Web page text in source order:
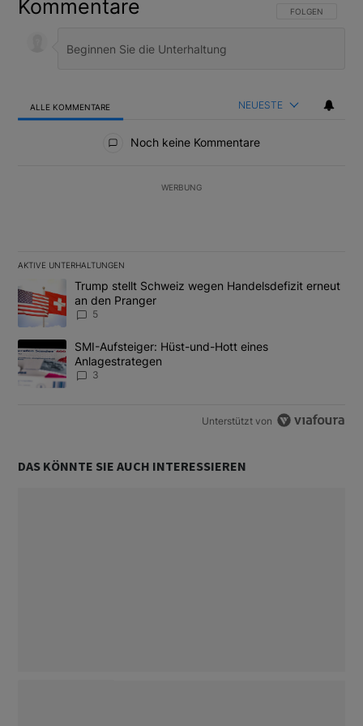
Kommentare FOLGE DIESER
FOLGEN
ALLE KOMMENTARE NEUESTE
Noch keine Kommentare
WERBUNG
AKTIVE UNTERHALTUNGEN
Ein Trendartikel mit dem Titel "Trump stellt Schweiz wegen
Trump stellt Schweiz wegen Handelsdefizit erneut
an den Pranger
5
Ein Trendartikel mit dem Titel "SMI-Aufsteiger: Hüst-und-Hott
SMI-Aufsteiger: Hüst-und-Hott eines
Anlagestrategen
3
Unterstützt von
DAS KÖNNTE SIE AUCH INTERESSIEREN